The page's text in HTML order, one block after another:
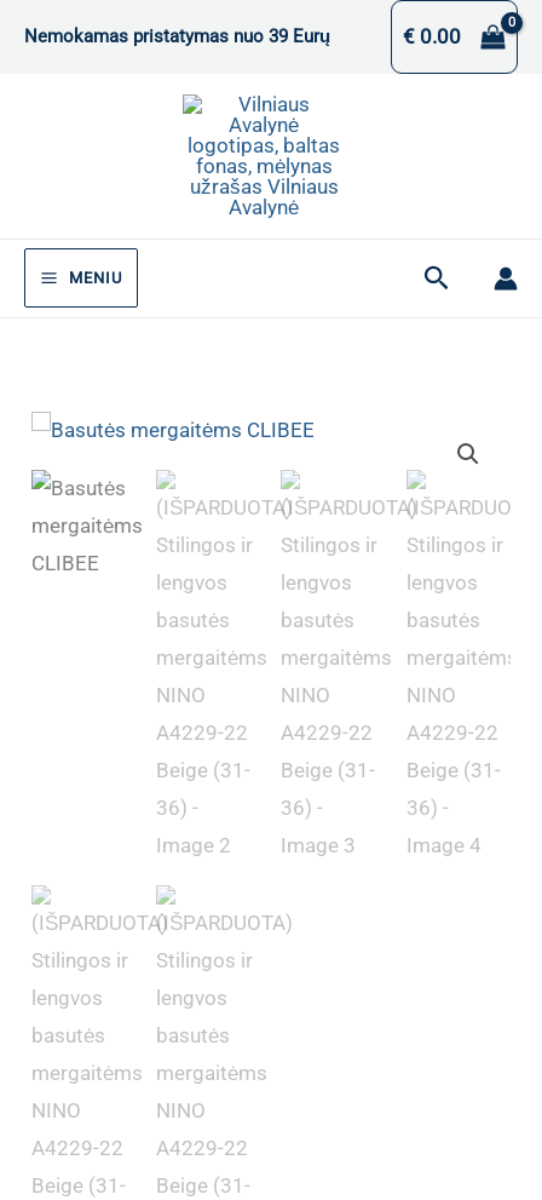
Nemokamas pristatymas nuo 39 Eurų €0.00
MENIU Paieška